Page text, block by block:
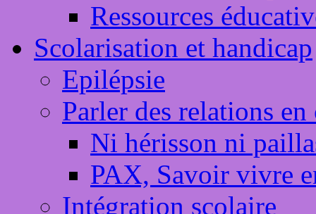
Ressources
Scolarisation et handicap
Epilépsie
Parler des relations en
Ni hérisson ni
PAX, Savoir vivre
Intégration scolaire